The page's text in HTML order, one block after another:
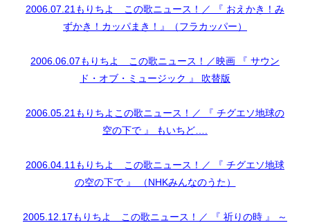
2006.07.21もりちよ この歌ニュース！／ 『 おえかき！み
ずかき！カッパまき！』（フラカッパー）
2006.06.07もりちよ この歌ニュース！／映画 『 サウン
ド・オブ・ミュージック 』 吹替版
2006.05.21もりちよこの歌ニュース！／ 『 チグエソ地球の
空の下で 』 もいちど….
2006.04.11もりちよ この歌ニュース！／ 『 チグエソ地球
の空の下で 』 （NHKみんなのうた）
2005.12.17もりちよ この歌ニュース！／ 『 祈りの時 』 ～